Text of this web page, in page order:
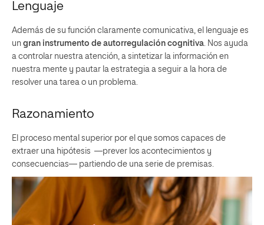
Lenguaje
Además de su función claramente comunicativa, el lenguaje es
un gran instrumento de autorregulación cognitiva. Nos ayuda
a controlar nuestra atención, a sintetizar la información en
nuestra mente y pautar la estrategia a seguir a la hora de
resolver una tarea o un problema.
Razonamiento
El proceso mental superior por el que somos capaces de
extraer una hipótesis —prever los acontecimientos y
consecuencias— partiendo de una serie de premisas.